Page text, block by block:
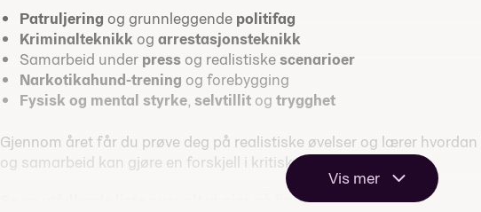
Patruljering og grunnleggende politifag
Kriminalteknikkogarrestasjonsteknikk
Samarbeid under press og realistiskescenarioer
Narkotikahund-trening og forebygging
Fysisk og mental styrke, selvtillit ogtrygghet
Gjennom året får du prøve deg på realistiske øvelser og lærer hvordan
og samarbeid kan gjøre en forskjell i kritiske situasjoner.
Se en utfyllende liste over alt vi gjør på linja her!
Vis mer